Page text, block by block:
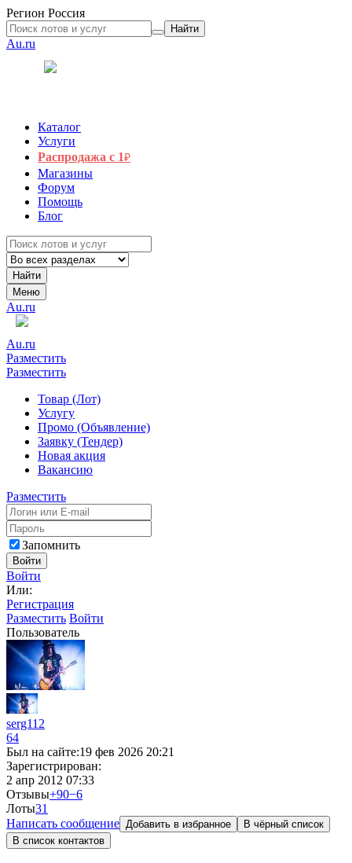
Регион Россия
Найти
Au.ru
Каталог
Услуги
Распродажа с 1₽
Магазины
Форум
Помощь
Блог
Найти
Меню
Au.ru
Au.ru
Разместить
Разместить
Товар (Лот)
Услугу
Промо (Объявление)
Заявку (Тендер)
Новая акция
Вакансию
Разместить
Запомнить
Войти
Войти
Или:
Регистрация
Разместить Войти
Пользователь
serg112
64
Был на сайте:19 фев 2026 20:21
Зарегистрирован:
2 апр 2012 07:33
Отзывы+90−6
Лоты31
Написать сообщение Добавить в избранное
В чёрный список
В список контактов